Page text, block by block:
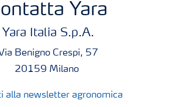
Yara
Yara Italia S.p.A.
Benigno Crespi, 57
20159 Milano
alla newsletter agronomica